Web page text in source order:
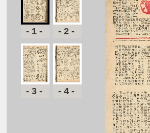
-1- -2-
-3- -4-